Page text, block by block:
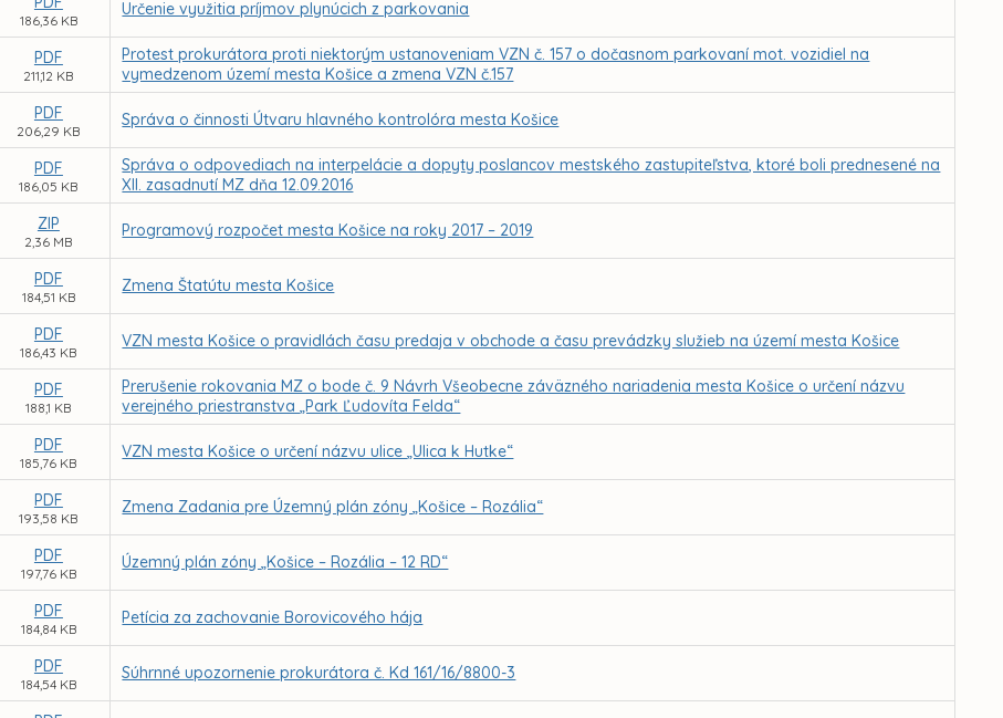
186,36 KB
Určenie využitia príjmov plynúcich z parkovania
PDF
211,12 KB
Protest prokurátora proti niektorým ustanoveniam VZN č. 157 o dočasnom parkovaní mot. vozidiel na
vymedzenom území mesta Košice a zmena VZN č.157
PDF
206,29 KB
Správa o činnosti Útvaru hlavného kontrolóra mesta Košice
PDF
186,05 KB
Správa o odpovediach na interpelácie a dopyty poslancov mestského zastupiteľstva, ktoré boli prednesené na
XII. zasadnutí MZ dňa 12.09.2016
ZIP
2,36 MB
Programový rozpočet mesta Košice na roky 2017 – 2019
PDF
184,51 KB
Zmena Štatútu mesta Košice
PDF
186,43 KB
VZN mesta Košice o pravidlách času predaja v obchode a času prevádzky služieb na území mesta Košice
PDF
188,1 KB
Prerušenie rokovania MZ o bode č. 9 Návrh Všeobecne záväzného nariadenia mesta Košice o určení názvu
verejného priestranstva „Park Ľudovíta Felda“
PDF
185,76 KB
VZN mesta Košice o určení názvu ulice „Ulica k Hutke“
PDF
193,58 KB
Zmena Zadania pre Územný plán zóny „Košice – Rozália“
PDF
197,76 KB
Územný plán zóny „Košice – Rozália – 12 RD“
PDF
184,84 KB
Petícia za zachovanie Borovicového hája
PDF
184,54 KB
Súhrnné upozornenie prokurátora č. Kd 161/16/8800-3